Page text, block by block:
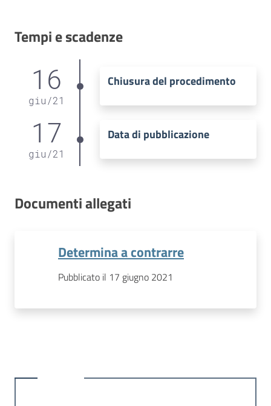
Tempi e scadenze
16
giu /21
Chiusura del procedimento
17
giu /21
Data di pubblicazione
Documenti allegati
Determina a contrarre
Pubblicato il 17 giugno 2021